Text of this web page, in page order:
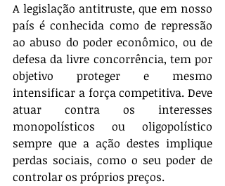
A legislação antitruste, que em nosso
país é conhecida como de repressão
ao abuso do poder econômico, ou de
defesa da livre concorrência, tem por
objetivo proteger e mesmo
intensificar a força competitiva. Deve
atuar contra os interesses
monopolísticos ou oligopolístico
sempre que a ação destes implique
perdas sociais, como o seu poder de
controlar os próprios preços.